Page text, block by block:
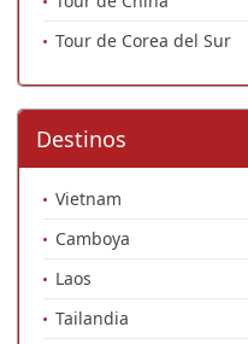
Tour de Corea del Sur
Destinos
Vietnam
Camboya
Laos
Tailandia